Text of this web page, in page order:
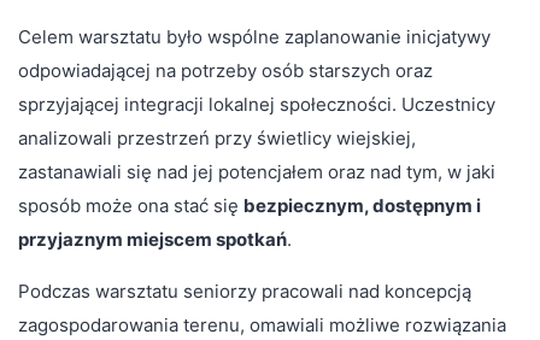
Celem warsztatu było wspólne zaplanowanie inicjatywy
odpowiadającej na potrzeby osób starszych oraz
sprzyjającej integracji lokalnej społeczności. Uczestnicy
analizowali przestrzeń przy świetlicy wiejskiej,
zastanawiali się nad jej potencjałem oraz nad tym, w jaki
sposób może ona stać się bezpiecznym, dostępnym i
przyjaznym miejscem spotkań.
Podczas warsztatu seniorzy pracowali nad koncepcją
zagospodarowania terenu, omawiali możliwe rozwiązania